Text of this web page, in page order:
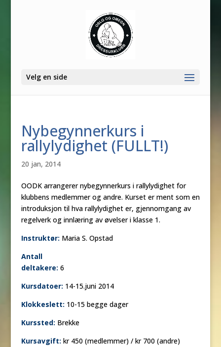
Velg en side
Nybegynnerkurs i
rallylydighet (FULLT!)
20 jan, 2014
OODK arrangerer nybegynnerkurs i rallylydighet for
klubbens medlemmer og andre. Kurset er ment som en
introduksjon til hva rallylydighet er, gjennomgang av
regelverk og innlæring av øvelser i klasse 1.
Instruktør: Maria S. Opstad
Antall
deltakere: 6
Kursdatoer: 14-15.juni 2014
Klokkeslett: 10-15 begge dager
Kurssted: Brekke
Kursavgift: kr 450 (medlemmer) / kr 700 (andre)